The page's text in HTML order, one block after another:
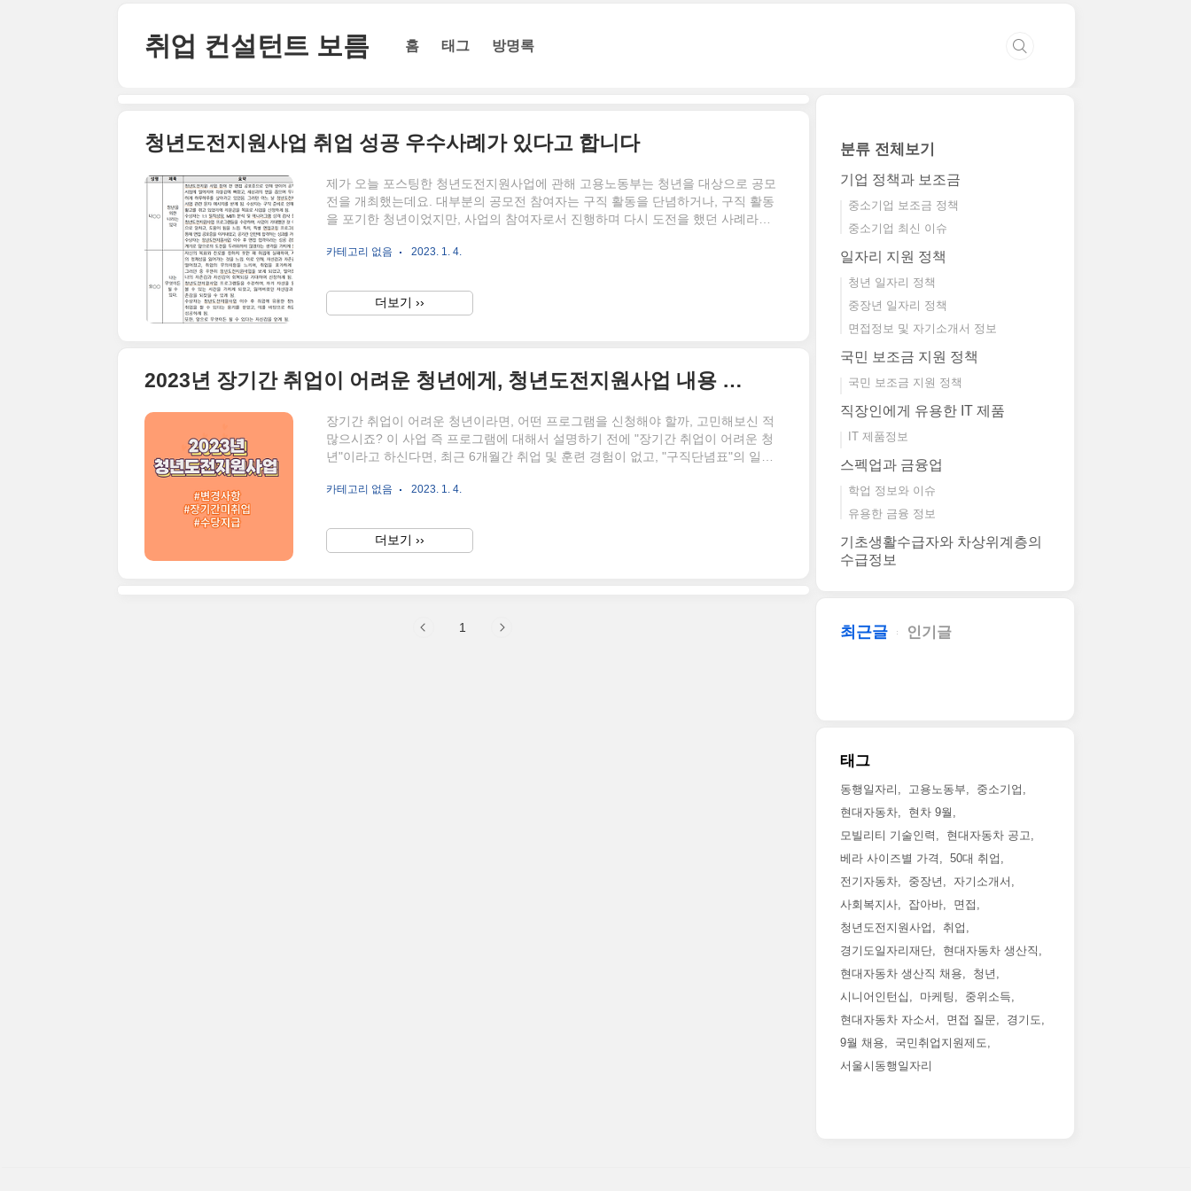
취업 컨설턴트 보름 홈 태그 방명록
청년도전지원사업 취업 성공 우수사례가 있다고 합니다
제가 오늘 포스팅한 청년도전지원사업에 관해 고용노동부는 청년을 대상으로 공모
전을 개최했는데요. 대부분의 공모전 참여자는 구직 활동을 단념하거나, 구직 활동
을 포기한 청년이었지만, 사업의 참여자로서 진행하며 다시 도전을 했던 사례라고
고, 그중 10편을 수상작(최우수상 1명, 우수상 2명, 장려상 7)으로 선정하여, 고용노
금해지잖아요? 그래서 제가 가지고 와봤답니다. 구분 선정인원 내용 부상 최우수상
1 고용노동부 장관상 및 상금 100만원 "시현하다" 프로필/증명사진 촬영 우수상 2
카테고리 없음 2023. 1. 4.
더보기 ››
2023년 장기간 취업이 어려운 청년에게, 청년도전지원사업 내용 살펴보기
장기간 취업이 어려운 청년이라면, 어떤 프로그램을 신청해야 할까, 고민해보신 적
많으시죠? 이 사업 즉 프로그램에 대해서 설명하기 전에 "장기간 취업이 어려운 청
년"이라고 하신다면, 최근 6개월간 취업 및 훈련 경험이 없고, "구직단념표"의 일정
는 자격요건을 알아보도록 할게요. 청년도전지원사업 자격요건과 지원내용 청년도
키지(현재 국민취업지원제도)와 연계시키는 사업으로, 구직능력을 고취하고, 노동
시장에 참여할 수 있는 기회를 지원하는 사업입니다. 만일 국민취업지원제도가 무
카테고리 없음 2023. 1. 4.
더보기 ››
1
분류 전체보기
기업 정책과 보조금
중소기업 보조금 정책
중소기업 최신 이슈
일자리 지원 정책
청년 일자리 정책
중장년 일자리 정책
면접정보 및 자기소개서 정보
국민 보조금 지원 정책
국민 보조금 지원 정책
직장인에게 유용한 IT 제품
IT 제품정보
스펙업과 금융업
학업 정보와 이슈
유용한 금융 정보
기초생활수급자와 차상위계층의
수급정보
최근글 인기글
태그
동행일자리 고용노동부
중소기업
현대자동차
현차 9월
모빌리티 기술인력
현대자동차 공고
베라 사이즈별 가격
50대 취업
전기자동차
중장년
자기소개서
사회복지사
잡아바
면접
청년도전지원사업
취업
경기도일자리재단
현대자동차 생산직
현대자동차 생산직 채용
청년
시니어인턴십
마케팅
중위소득
현대자동차 자소서
면접 질문
경기도
9월 채용
국민취업지원제도
서울시동행일자리